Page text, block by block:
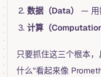
数据（Data）
— 用
计算（Computation
只要抓住这三个根本
什么"看起来像